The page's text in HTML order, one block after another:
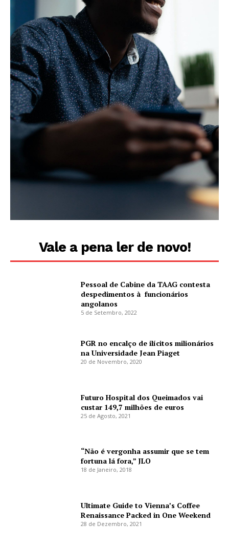
Vale a pena ler de novo!
Pessoal de Cabine da TAAG contesta
despedimentos à funcionários
angolanos
5 de Setembro, 2022
PGR no encalço de ilícitos milionários
na Universidade Jean Piaget
20 de Novembro, 2020
Futuro Hospital dos Queimados vai
custar 149,7 milhões de euros
25 de Agosto, 2021
“Não é vergonha assumir que se tem
fortuna lá fora,” JLO
18 de Janeiro, 2018
Ultimate Guide to Vienna’s Coffee
Renaissance Packed in One Weekend
28 de Dezembro, 2021